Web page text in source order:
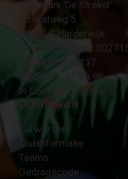
Sportpark 'De Strokel'
Strokelweg 5
3847 LR Harderwijk
BTW Nummer NL
KvK Nr 40094437
☎︎ 0341 - 41 28 96
✉︎ Contactformulier
Clubinformatie
Lid worden
Clubinformatie
Teams
Gedragscode